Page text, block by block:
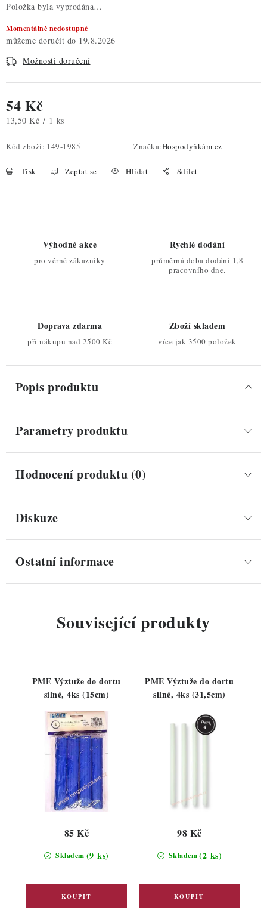
Položka byla vyprodána…
Momentálně nedostupné
19.8.2026
Možnosti doručení
54 Kč
Měrná cena:
13,50 Kč / 1 ks
Kód zboží: 149-1985 Značka:Hospodyňkám.cz
Tisk Zeptat se Hlídat Sdílet
Výhodné akce
pro věrné zákazníky
Rychlé dodání
průměrná doba dodání 1,8
pracovního dne.
Doprava zdarma
při nákupu nad 2500 Kč
Zboží skladem
více jak 3500 položek
Popis produktu
Parametry produktu
Hodnocení produktu (0)
Diskuze
Ostatní informace
Související produkty
PME Výztuže do dortu
silné, 4ks (15cm)
Skladem (9 ks)
85 Kč
PME Výztuže do dortu
silné, 4ks (31,5cm)
Skladem(2 ks)
98 Kč